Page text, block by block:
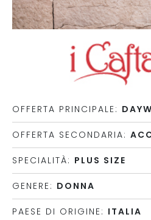
OFFERTA PRINCIPALE:
OFFERTA SECONDARIA:
SPECIALITÀ: PLUS SIZE
GENERE: DONNA
PAESE DI ORIGINE: ITALIA